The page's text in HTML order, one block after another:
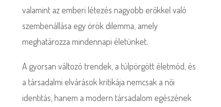
valamint az emberi létezés nagyobb erőkkel való
szembenállása egy örök dilemma, amely
meghatározza mindennapi életünket.
A gyorsan változó trendek, a túlpörgött életmód, és
a társadalmi elvárások kritikája nemcsak a női
identitás, hanem a modern társadalom egészének